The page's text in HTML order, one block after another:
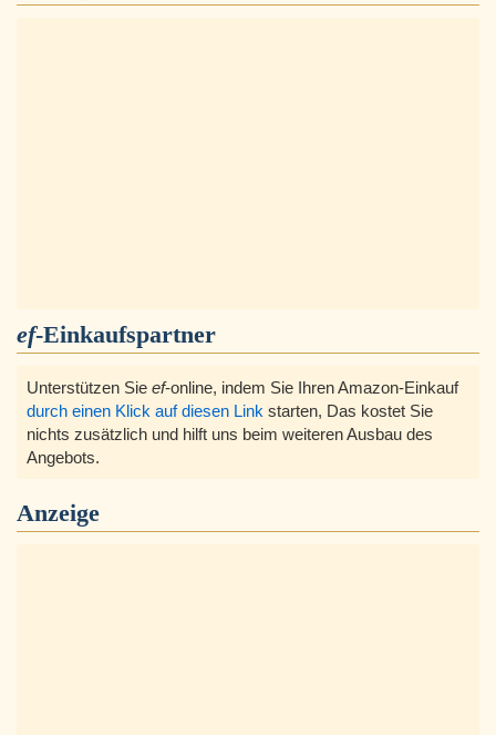
ef-Einkaufspartner
Unterstützen Sie ef-online, indem Sie Ihren Amazon-Einkauf
durch einen Klick auf diesen Link starten, Das kostet Sie
nichts zusätzlich und hilft uns beim weiteren Ausbau des
Angebots.
Anzeige